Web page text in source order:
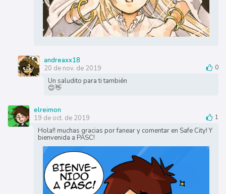
andreaxx18
20 de nov. de 2019
0
Un saludito para ti también
😊👋
elreimon
19 de oct. de 2019
1
Hola!! muchas gracias por fanear y comentar en Safe City! Y
bienvenida a PASC!